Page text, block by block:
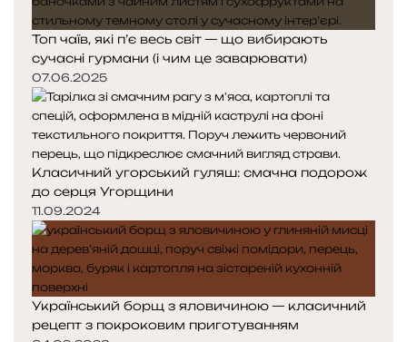
Топ чаїв, які п’є весь світ — що вибирають
сучасні гурмани (і чим це заварювати)
07.06.2025
Класичний угорський гуляш: смачна подорож
до серця Угорщини
11.09.2024
Український борщ з яловичиною — класичний
рецепт з покроковим приготуванням